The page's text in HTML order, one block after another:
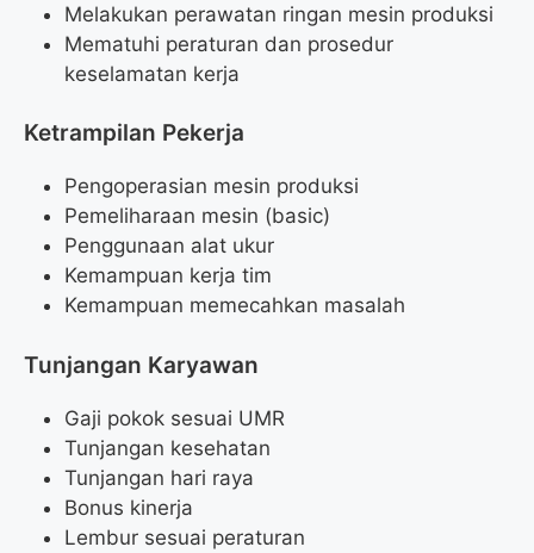
Melakukan perawatan ringan mesin produksi
Mematuhi peraturan dan prosedur
keselamatan kerja
Ketrampilan Pekerja
Pengoperasian mesin produksi
Pemeliharaan mesin (basic)
Penggunaan alat ukur
Kemampuan kerja tim
Kemampuan memecahkan masalah
Tunjangan Karyawan
Gaji pokok sesuai UMR
Tunjangan kesehatan
Tunjangan hari raya
Bonus kinerja
Lembur sesuai peraturan